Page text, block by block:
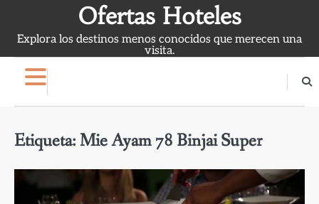
content
Ofertas Hoteles
Explora los destinos menos conocidos que merecen una
visita.
Etiqueta: Mie Ayam 78 Binjai Super